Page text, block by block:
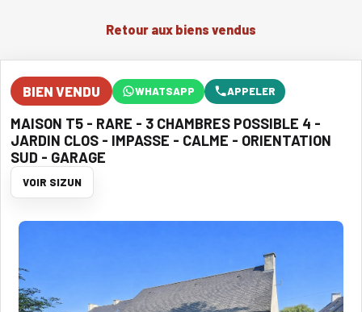
Retour aux biens vendus
BIEN VENDU WHATSAPP APPELER
MAISON T5 - RARE - 3 CHAMBRES POSSIBLE 4 -
JARDIN CLOS - IMPASSE - CALME - ORIENTATION
SUD - GARAGE
VOIR SIZUN